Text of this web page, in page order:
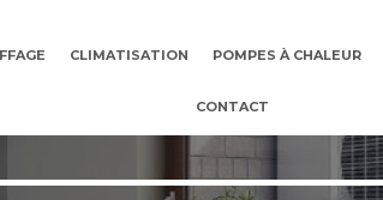
CLIMATISATION POMPES À CHALEUR
CONTACT